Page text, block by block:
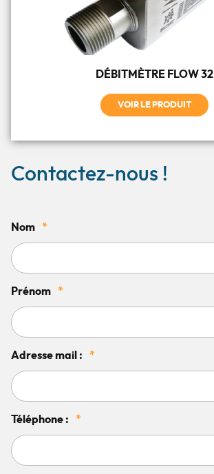
DÉBITMÈTRE FLOW 32
VOIR LE PRODUIT
Contactez-nous !
Nom *
Prénom *
Adresse mail : *
Téléphone : *